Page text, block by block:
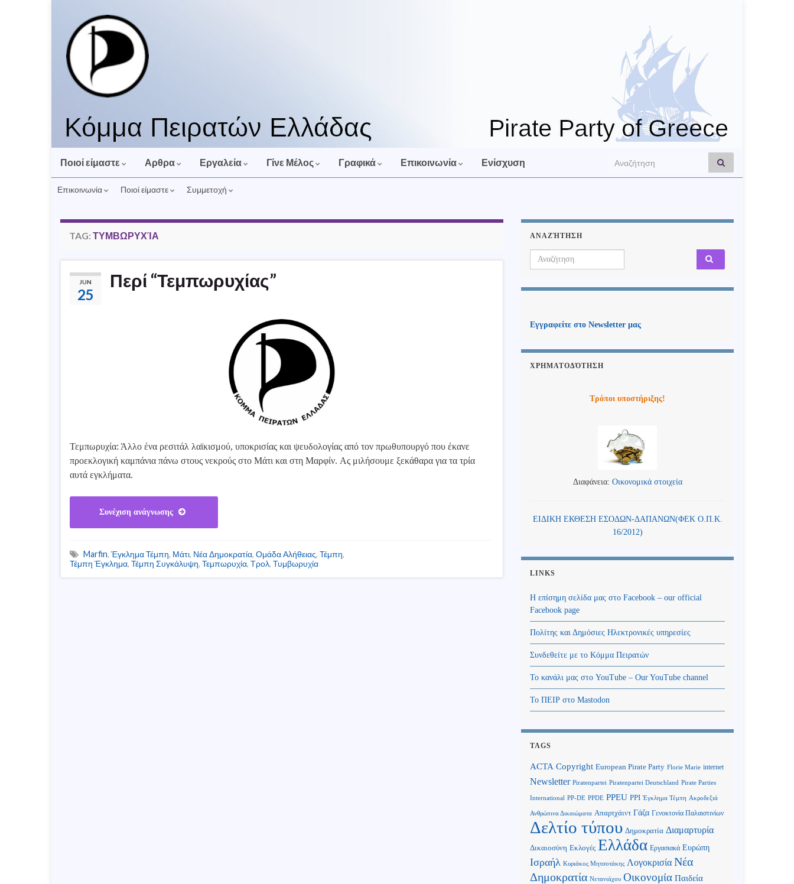
Ποιοί είμαστε Αρθρα Εργαλεία Γίνε Μέλος Γραφικά Επικοινωνία Ενίσχυση Search for:
Επικοινωνία Ποιοί είμαστε Συμμετοχή
TAG: ΤΥΜΒΩΡΥΧΊΑ
JUN
25
Περί “Τεμπωρυχίας”
Τεμπωρυχία: Άλλο ένα ρεσιτάλ λαϊκισμού, υποκρισίας και ψευδολογίας από τον πρωθυπουργό που έκανε
προεκλογική καμπάνια πάνω στους νεκρούς στο Μάτι και στη Μαρφίν. Ας μιλήσουμε ξεκάθαρα για τα τρία
αυτά εγκλήματα.
Συνέχιση ανάγνωσης
Marfin, Έγκλημα Τέμπη, Μάτι, Νέα Δημοκρατία, Ομάδα Αλήθειας, Τέμπη,
Τέμπη Έγκλημα, Τέμπη Συγκάλυψη, Τεμπωρυχία, Τρολ, Τυμβωρυχία
ΑΝΑΖΉΤΗΣΗ
Search for:
Εγγραφείτε στο Newsletter μας
ΧΡΗΜΑΤΟΔΌΤΗΣΗ
Τρόποι υποστήριξης!
Διαφάνεια: Οικονομικά στοιχεία
ΕΙΔΙΚΗ ΕΚΘΕΣΗ ΕΣΟΔΩΝ-ΔΑΠΑΝΩΝ(ΦΕΚ Ο.Π.Κ.
16/2012)
LINKS
Η επίσημη σελίδα μας στο Facebook – our official
Facebook page
Πολίτης και Δημόσιες Ηλεκτρονικές υπηρεσίες
Συνδεθείτε με το Κόμμα Πειρατών
Το κανάλι μας στο YouTube – Our YouTube channel
Το ΠΕΙΡ στο Mastodon
TAGS
ACTA Copyright European Pirate Party Florie Marie internet
Newsletter Piratenpartei Piratenpartei Deutschland Pirate Parties
International PP-DE PPDE PPEU PPI Έγκλημα Τέμπη Ακροδεξιά
Ανθρώπινα Δικαιώματα Απαρτχάιντ Γάζα Γενοκτονία Παλαιστινίων
Δελτίο τύπου Δημοκρατία Διαμαρτυρία
Δικαιοσύνη Εκλογές Ελλάδα Εργασιακά Ευρώπη
Ισραήλ Κυριάκος Μητσοτάκης Λογοκρισία Νέα
Δημοκρατία Νετανιάχου Οικονομία Παιδεία